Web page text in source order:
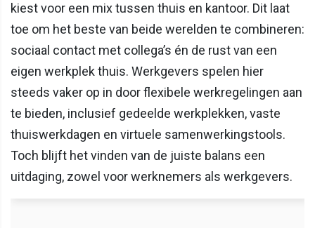
kiest voor een mix tussen thuis en kantoor. Dit laat
toe om het beste van beide werelden te combineren:
sociaal contact met collega’s én de rust van een
eigen werkplek thuis. Werkgevers spelen hier
steeds vaker op in door flexibele werkregelingen aan
te bieden, inclusief gedeelde werkplekken, vaste
thuiswerkdagen en virtuele samenwerkingstools.
Toch blijft het vinden van de juiste balans een
uitdaging, zowel voor werknemers als werkgevers.